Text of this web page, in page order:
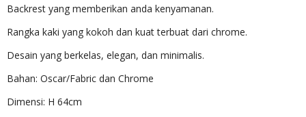
Backrest yang memberikan anda kenyamanan.
Rangka kaki yang kokoh dan kuat terbuat dari chrome.
Desain yang berkelas, elegan, dan minimalis.
Bahan: Oscar/Fabric dan Chrome
Dimensi: H 64cm